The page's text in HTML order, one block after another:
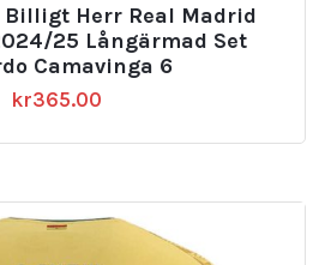
Herr Real Madrid
25 Långärmad Set
Camavinga 6
kr365.00